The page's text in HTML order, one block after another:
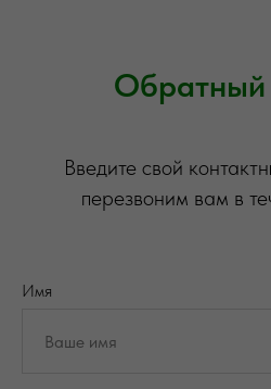
Обратный
Введите свой
перезвоним вам в
Имя